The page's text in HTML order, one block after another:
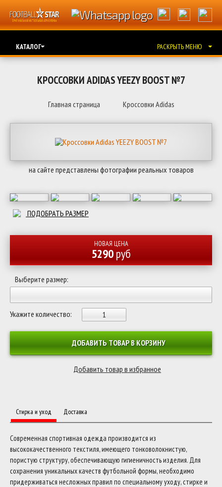
КАТАЛОГ РАСКРЫТЬ МЕНЮ
КРОССОВКИ ADIDAS YEEZY BOOST №7
Главная страница Кроссовки Adidas
на сайте представлены фотографии реальных товаров
ПОДОБРАТЬ РАЗМЕР
НОВАЯ ЦЕНА
5290руб
Выберите размер:
Укажите количество:
ДОБАВИТЬ ТОВАР В КОРЗИНУ
Стирка и уход Доставка
Современная спортивная одежда производится из
высококачественного текстиля, имеющего тонковолокнистую,
пористую структуру, обеспечивающую гигиеничность изделия. Для
сохранения уникальных качеств футбольной формы, необходимо
придерживаться несложных правил по специальному уходу, стирке и